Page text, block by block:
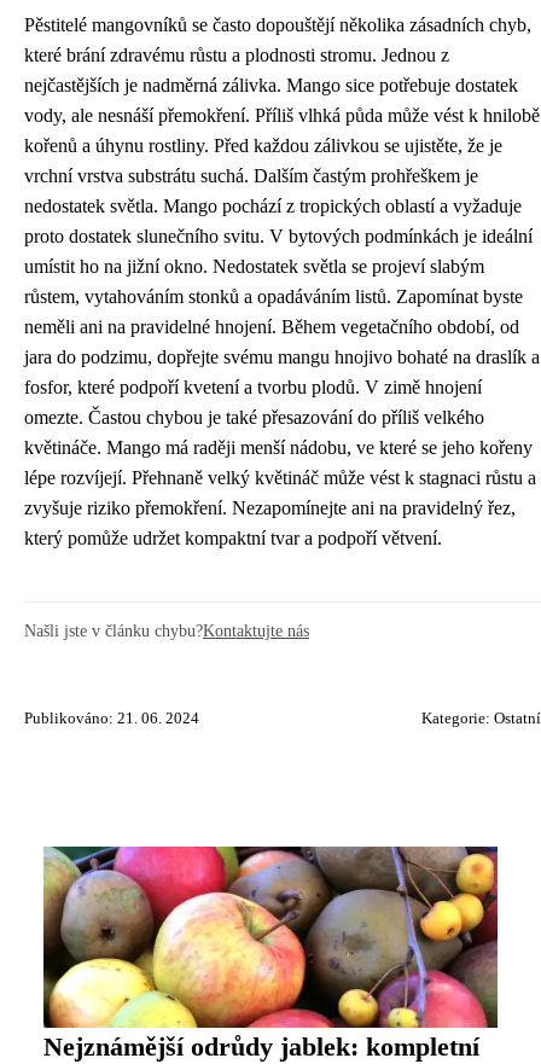
Pěstitelé mangovníků se často dopouštějí několika zásadních chyb,
které brání zdravému růstu a plodnosti stromu. Jednou z
nejčastějších je nadměrná zálivka. Mango sice potřebuje dostatek
vody, ale nesnáší přemokření. Příliš vlhká půda může vést k hnilobě
kořenů a úhynu rostliny. Před každou zálivkou se ujistěte, že je
vrchní vrstva substrátu suchá. Dalším častým prohřeškem je
nedostatek světla. Mango pochází z tropických oblastí a vyžaduje
proto dostatek slunečního svitu. V bytových podmínkách je ideální
umístit ho na jižní okno. Nedostatek světla se projeví slabým
růstem, vytahováním stonků a opadáváním listů. Zapomínat byste
neměli ani na pravidelné hnojení. Během vegetačního období, od
jara do podzimu, dopřejte svému mangu hnojivo bohaté na draslík a
fosfor, které podpoří kvetení a tvorbu plodů. V zimě hnojení
omezte. Častou chybou je také přesazování do příliš velkého
květináče. Mango má raději menší nádobu, ve které se jeho kořeny
lépe rozvíjejí. Přehnaně velký květináč může vést k stagnaci růstu a
zvyšuje riziko přemokření. Nezapomínejte ani na pravidelný řez,
který pomůže udržet kompaktní tvar a podpoří větvení.
Našli jste v článku chybu?Kontaktujte nás
Publikováno: 21. 06. 2024 Kategorie: Ostatní
Nejznámější odrůdy jablek: kompletní